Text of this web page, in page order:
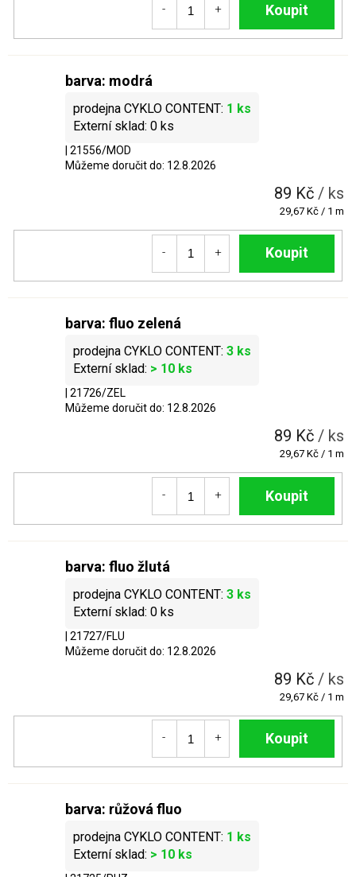
Do košíku
barva: modrá
1 ks
0 ks
| 21556/MOD
Můžeme doručit do: 12.8.2026
89 Kč / ks
Měrná
29,67 Kč / 1 m
Do košíku
barva: fluo zelená
> 10 ks
3 ks
| 21726/ZEL
Můžeme doručit do: 12.8.2026
89 Kč / ks
Měrná
29,67 Kč / 1 m
Do košíku
barva: fluo žlutá
3 ks
0 ks
| 21727/FLU
Můžeme doručit do: 12.8.2026
89 Kč / ks
Měrná
29,67 Kč / 1 m
Do košíku
barva: růžová fluo
> 10 ks
1 ks